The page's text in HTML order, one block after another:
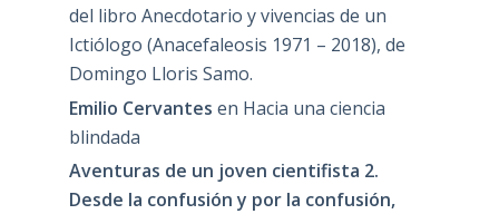
del libro Anecdotario y vivencias de un
Ictiólogo (Anacefaleosis 1971 – 2018), de
Domingo Lloris Samo.
Emilio Cervantes en Hacia una ciencia
blindada
Aventuras de un joven cientifista 2.
Desde la confusión y por la confusión,